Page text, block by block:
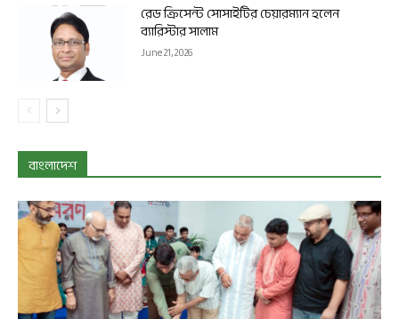
রেড ক্রিসেন্ট সোসাইটির চেয়ারম্যান হলেন
ব্যারিস্টার সালাম
June 21, 2026
বাংলাদেশ